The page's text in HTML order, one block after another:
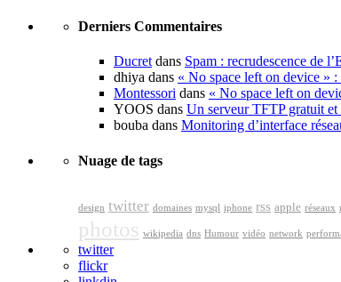
Derniers Commentaires
Ducretdans Spam : recrudescence de
dhiya dans « No space left on device » :
Montessori dans « No space left on
YOOS dans Un serveur TFTP gratuit et
bouba dans Monitoring d’interface
Nuage de tags
design twitter domaines mysql iphone rss apple réseaux
photos wikipedia dns Humour vidéo network
twitter
flickr